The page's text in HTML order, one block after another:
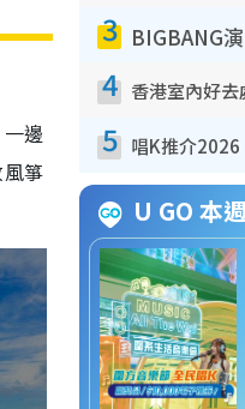
邊
箏
3
4
5
U GO 本